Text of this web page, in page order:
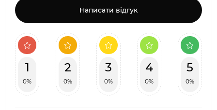
Написати відгук
1
0%
2
0%
3
0%
4
0%
5
0%